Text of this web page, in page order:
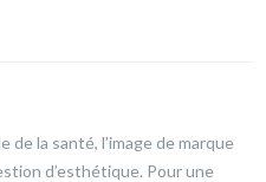
de la santé, l’image de marque
d’esthétique. Pour une